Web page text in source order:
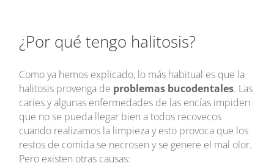
¿Por qué tengo halitosis?
Como ya hemos explicado, lo más habitual es que la
halitosis provenga de problemas bucodentales. Las
caries y algunas enfermedades de las encías impiden
que no se pueda llegar bien a todos recovecos
cuando realizamos la limpieza y esto provoca que los
restos de comida se necrosen y se genere el mal olor.
Pero existen otras causas: